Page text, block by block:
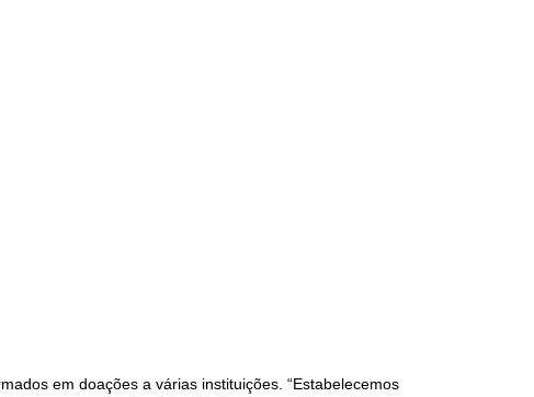
em doações a várias instituições. “Estabelecemos